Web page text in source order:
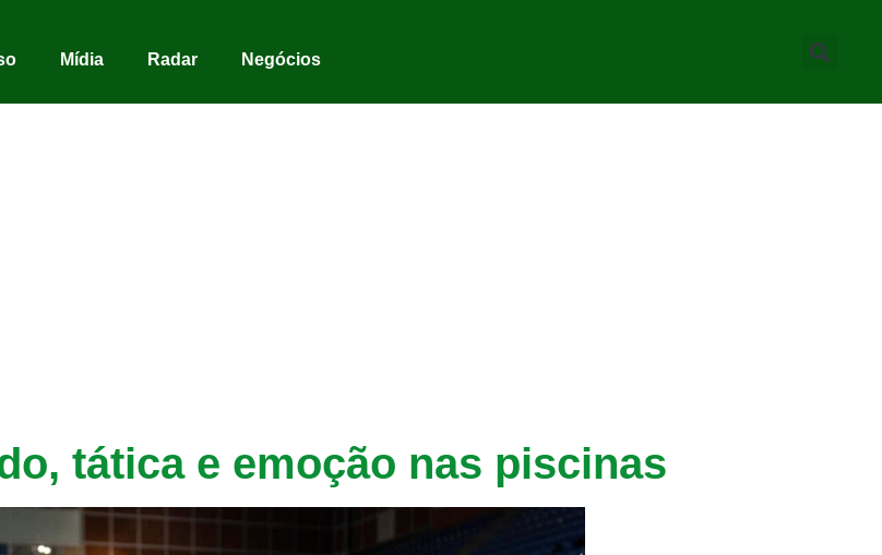
Mídia Radar Negócios
tática e emoção nas piscinas